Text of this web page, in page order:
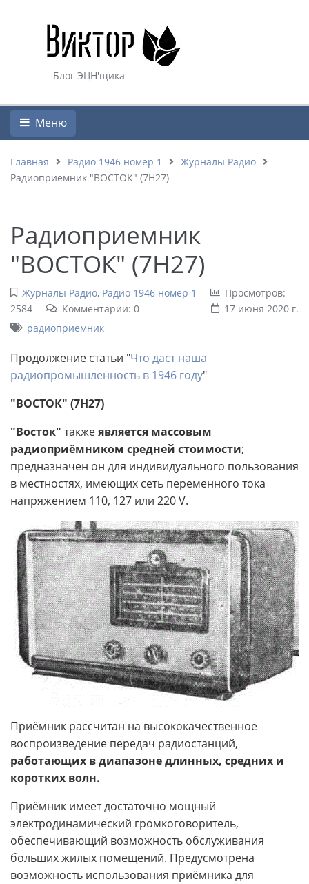
Блог ЭЦН'щика
Меню
Главная Радио 1946 номер 1
Журналы Радио
Радиоприемник "ВОСТОК" (7Н27)
Радиоприемник
"ВОСТОК" (7Н27)
Журналы Радио, Радио 1946 номер 1
Просмотров:
2584
Комментарии: 0
17 июня 2020 г.
радиоприемник
Продолжение статьи "Что даст наша
радиопромышленность в 1946 году"
"ВОСТОК" (7Н27)
"Восток" такжеявляется массовым
радиоприёмником средней стоимости;
предназначен он для индивидуального пользования
в местностях, имеющих сеть переменного тока
напряжением 110, 127 или 220 V.
Приёмник рассчитан на высококачественное
воспроизведение передач радиостанций,
работающих в диапазоне длинных, средних и
коротких волн.
Приёмник имеет достаточно мощный
электродинамический громкоговоритель,
обеспечивающий возможность обслуживания
больших жилых помещений. Предусмотрена
возможность использования приёмника для